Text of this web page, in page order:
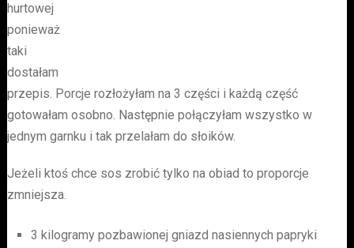
hurtowej
ponieważ
taki
dostałam
przepis. Porcje rozłożyłam na 3 części i każdą część
gotowałam osobno. Następnie połączyłam wszystko w
jednym garnku i tak przelałam do słoików.
Jeżeli ktoś chce sos zrobić tylko na obiad to proporcje
zmniejsza.
3 kilogramy pozbawionej gniazd nasiennych papryki